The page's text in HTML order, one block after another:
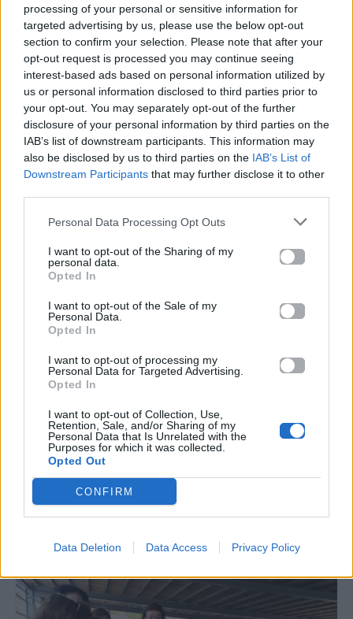
processing of your personal or sensitive information for
targeted advertising by us, please use the below opt-out
section to confirm your selection. Please note that after your
opt-out request is processed you may continue seeing
interest-based ads based on personal information utilized by
us or personal information disclosed to third parties prior to
your opt-out. You may separately opt-out of the further
disclosure of your personal information by third parties on the
IAB’s list of downstream participants. This information may
also be disclosed by us to third parties on the IAB’s List of
Downstream Participants that may further disclose it to other
Personal Data Processing Opt Outs
I want to opt-out of the Sharing of my
personal data.
Opted In
I want to opt-out of the Sale of my
Personal Data.
Opted In
I want to opt-out of processing my
Personal Data for Targeted Advertising.
Opted In
I want to opt-out of Collection, Use,
Retention, Sale, and/or Sharing of my
Personal Data that Is Unrelated with the
Purposes for which it was collected.
Opted Out
CONFIRM
Data Deletion Data Access Privacy Policy
Life
Πού να μην
κολυμπήσεις στην
25.06.2026
Life
AKTOR: Δίπλα στους
νέους επιστήμονες με
AKTOR4TheFuture
04.06.2026
EUROVISION
ΕΡΤ: Εντυπωσιακή
αύξηση κερδοφορίας
στη φετινή Eurovision
20.05.2026
Ηλεκτρικά πατίνια:
Μεταφορικό μέσο ή
«παγίδα» θανάτου;
12.05.2026